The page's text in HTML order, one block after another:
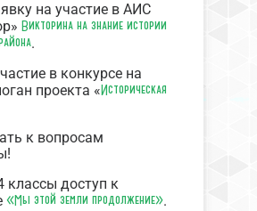
на участие в АИС
Викторина на знание истории
.
в конкурсе на
проекта «Историческая
к вопросам
классы доступ к
«Мы этой земли продолжение».